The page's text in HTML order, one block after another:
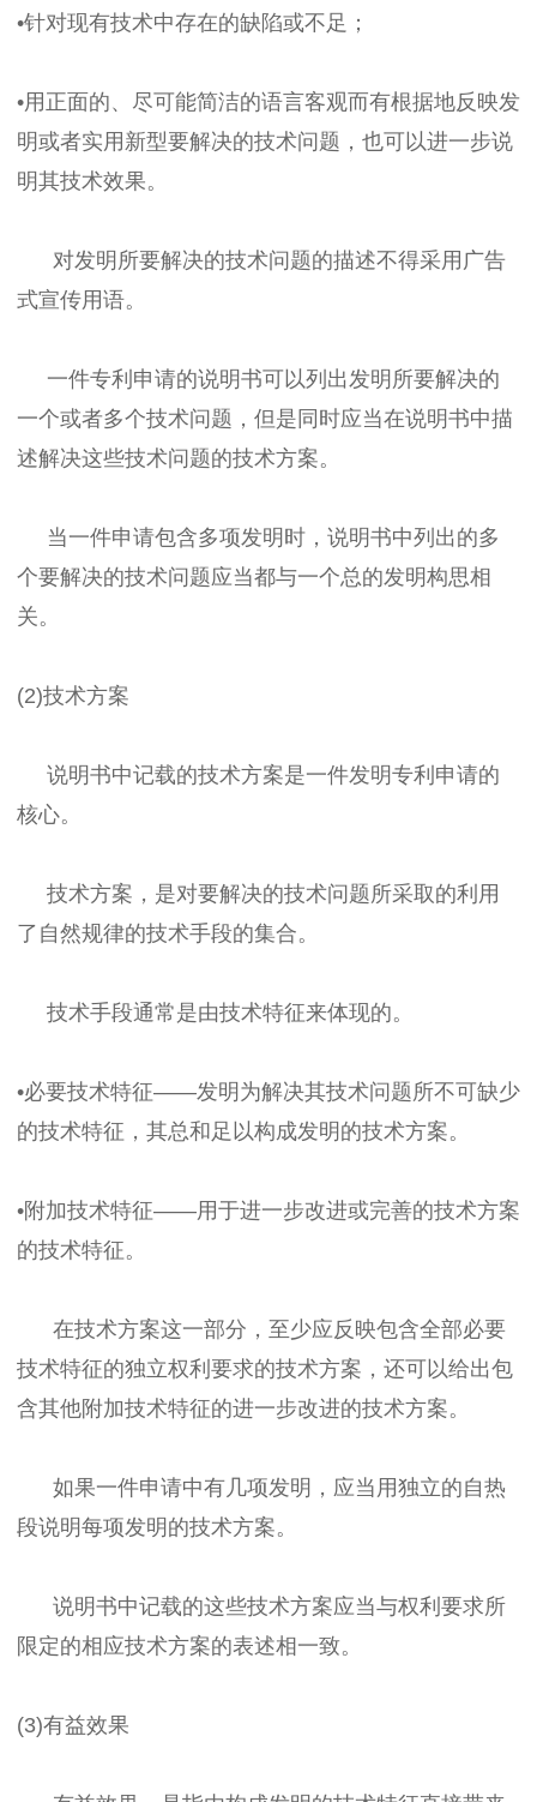
•针对现有技术中存在的缺陷或不足；
•用正面的、尽可能简洁的语言客观而有根据地反映发
明或者实用新型要解决的技术问题，也可以进一步说
明其技术效果。
对发明所要解决的技术问题的描述不得采用广告
式宣传用语。
一件专利申请的说明书可以列出发明所要解决的
一个或者多个技术问题，但是同时应当在说明书中描
述解决这些技术问题的技术方案。
当一件申请包含多项发明时，说明书中列出的多
个要解决的技术问题应当都与一个总的发明构思相
关。
(2)技术方案
说明书中记载的技术方案是一件发明专利申请的
核心。
技术方案，是对要解决的技术问题所采取的利用
了自然规律的技术手段的集合。
技术手段通常是由技术特征来体现的。
•必要技术特征——发明为解决其技术问题所不可缺少
的技术特征，其总和足以构成发明的技术方案。
•附加技术特征——用于进一步改进或完善的技术方案
的技术特征。
在技术方案这一部分，至少应反映包含全部必要
技术特征的独立权利要求的技术方案，还可以给出包
含其他附加技术特征的进一步改进的技术方案。
如果一件申请中有几项发明，应当用独立的自热
段说明每项发明的技术方案。
说明书中记载的这些技术方案应当与权利要求所
限定的相应技术方案的表述相一致。
(3)有益效果